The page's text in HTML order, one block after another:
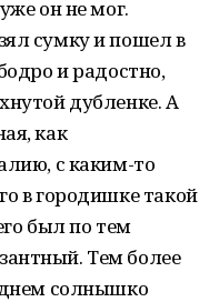
он не мог.
сумку и пошел в
и радостно,
дубленке. А
как
с каким-то
в городишке такой
был по тем
Тем более
днем солнышко